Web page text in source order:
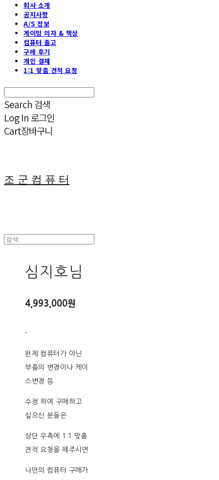
회사 소개
공지사항
A/S 정보
게이밍 의자 & 책상
컴퓨터 출고
구매 후기
개인 결제
1:1 맞춤 견적 요청
Search 검색
Log In 로그인
Cart장바구니
조 군 컴 퓨 터
심지호님
4,993,000원
-
완제 컴퓨터가 아닌
부품의 변경이나 케이
스변경 등
수정 하여 구매하고
싶으신 분들은
상단 우측에 1:1 맞춤
견적 요청을 해주시면
나만의 컴퓨터 구매가